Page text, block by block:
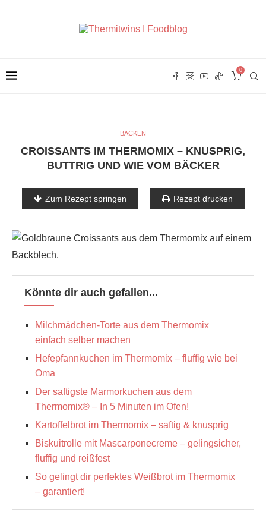
0
BACKEN
CROISSANTS IM THERMOMIX – KNUSPRIG,
BUTTRIG UND WIE VOM BÄCKER
Zum Rezept springen Rezept drucken
Könnte dir auch gefallen...
Milchmädchen-Torte aus dem Thermomix
einfach selber machen
Hefepfannkuchen im Thermomix – fluffig wie bei
Oma
Der saftigste Marmorkuchen aus dem
Thermomix® – In 5 Minuten im Ofen!
Kartoffelbrot im Thermomix – saftig & knusprig
Biskuitrolle mit Mascarponecreme – gelingsicher,
fluffig und reißfest
So gelingt dir perfektes Weißbrot im Thermomix
– garantiert!